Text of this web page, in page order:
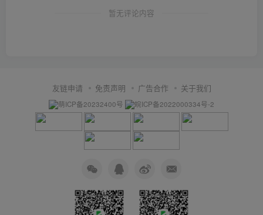
暂无评论内容
友链申请 免责声明 广告合作 关于我们
萌ICP备20232400号 皖ICP备2022000334号-2